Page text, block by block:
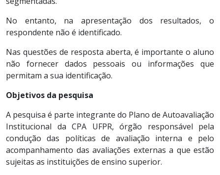
No entanto, na apresentação dos resultados, o
respondente não é identificado.
Nas questões de resposta aberta, é importante o aluno
não fornecer dados pessoais ou informações que
permitam a sua identificação.
Objetivos da pesquisa
A pesquisa é parte integrante do Plano de Autoavaliação
Institucional da CPA UFPR, órgão responsável pela
condução das políticas de avaliação interna e pelo
acompanhamento das avaliações externas a que estão
sujeitas as instituições de ensino superior.